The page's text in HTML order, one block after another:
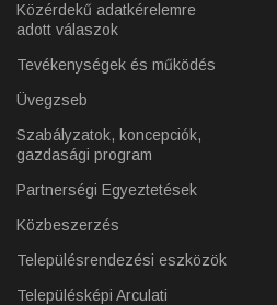
Közérdekű adatkérelemre
adott válaszok
Tevékenységek és működés
Üvegzseb
Szabályzatok, koncepciók,
gazdasági program
Partnerségi Egyeztetések
Közbeszerzés
Településrendezési eszközök
Településképi Arculati